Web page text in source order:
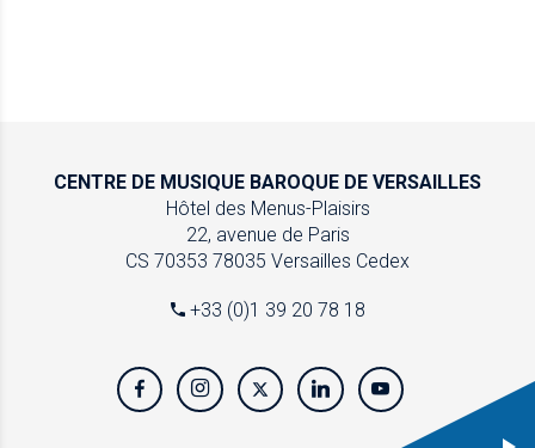
CENTRE DE MUSIQUE BAROQUE DE VERSAILLES
Hôtel des Menus-Plaisirs
22, avenue de Paris
CS 70353 78035 Versailles Cedex
+33 (0)1 39 20 78 18